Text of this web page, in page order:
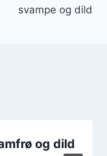
svampe og dild
og dild